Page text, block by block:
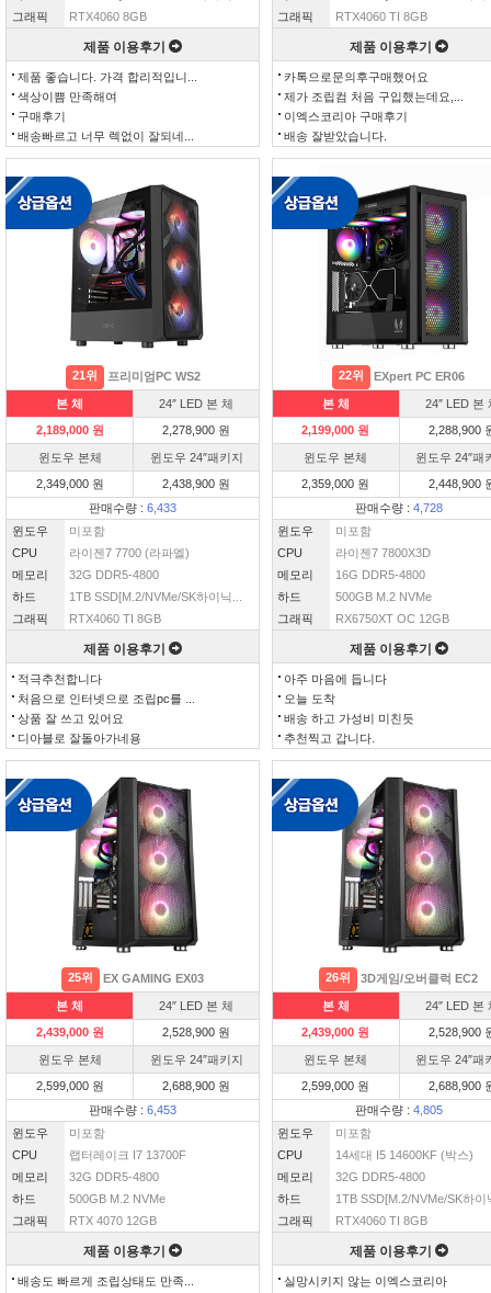
그래픽
RTX4060 8GB
제품 이용후기
제품 좋습니다. 가격 합리적입니...
색상이쁨 만족해여
구매후기
배송빠르고 너무 렉없이 잘되네...
그래픽
RTX4060 TI 8GB
제품 이용후기
카톡으로문의후구매했어요
제가 조립컴 처음 구입했는데요,...
이엑스코리아 구매후기
배송 잘받았습니다.
21위 프리미엄PC WS2
본 체
24″ LED 본 체
2,189,000 원
2,278,900 원
윈도우 본체
윈도우 24″패키지
2,349,000 원
2,438,900 원
판매수량 : 6,433
윈도우
미포함
CPU
라이젠7 7700 (라파엘)
메모리
32G DDR5-4800
하드
1TB SSD[M.2/NVMe/SK하이닉...
그래픽
RTX4060 TI 8GB
제품 이용후기
적극추천합니다
처음으로 인터넷으로 조립pc를 ...
상품 잘 쓰고 있어요
디아블로 잘돌아가네용
22위 EXpert PC ER06
본 체
24″ LED 본
2,199,000 원
2,288,900
윈도우 본체
윈도우 24″패
2,359,000 원
2,448,900
판매수량 : 4,728
윈도우
미포함
CPU
라이젠7 7800X3D
메모리
16G DDR5-4800
하드
500GB M.2 NVMe
그래픽
RX6750XT OC 12GB
제품 이용후기
아주 마음에 듭니다
오늘 도착
배송 하고 가성비 미친듯
추천찍고 갑니다.
25위 EX GAMING EX03
본 체
24″ LED 본 체
2,439,000 원
2,528,900 원
윈도우 본체
윈도우 24″패키지
2,599,000 원
2,688,900 원
판매수량 : 6,453
윈도우
미포함
CPU
랩터레이크 I7 13700F
메모리
32G DDR5-4800
하드
500GB M.2 NVMe
그래픽
RTX 4070 12GB
제품 이용후기
배송도 빠르게 조립상태도 만족...
26위 3D게임/오버클럭 EC2
본 체
24″ LED 본
2,439,000 원
2,528,900
윈도우 본체
윈도우 24″패
2,599,000 원
2,688,900
판매수량 : 4,805
윈도우
미포함
CPU
14세대 I5 14600KF (박스)
메모리
32G DDR5-4800
하드
1TB SSD[M.2/NVMe/SK하이
그래픽
RTX4060 TI 8GB
제품 이용후기
실망시키지 않는 이엑스코리아